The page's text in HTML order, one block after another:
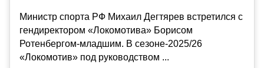
Министр спорта РФ Михаил Дегтярев встретился с
гендиректором «Локомотива» Борисом
Ротенбергом-младшим. В сезоне-2025/26
«Локомотив» под руководством ...